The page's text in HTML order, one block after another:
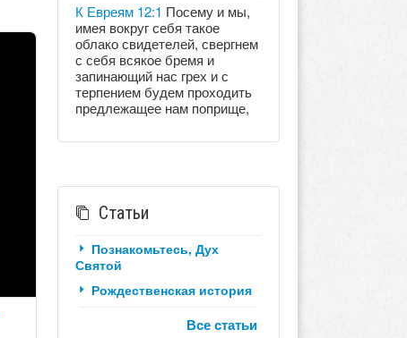
К Евреям 12:1 Посему и мы,
имея вокруг себя такое
облако свидетелей, свергнем
с себя всякое бремя и
запинающий нас грех и с
терпением будем проходить
предлежащее нам поприще,
Статьи
Познакомьтесь, Дух
Святой
Рождественская история
Все статьи